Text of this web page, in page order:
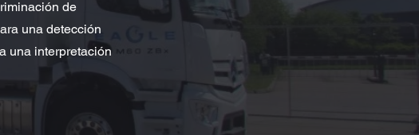
de
una detección
una interpretación